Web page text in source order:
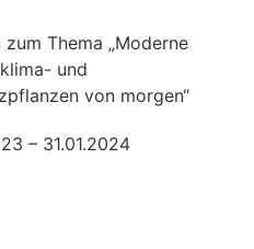
Thema „Moderne
und
von morgen“
– 31.01.2024